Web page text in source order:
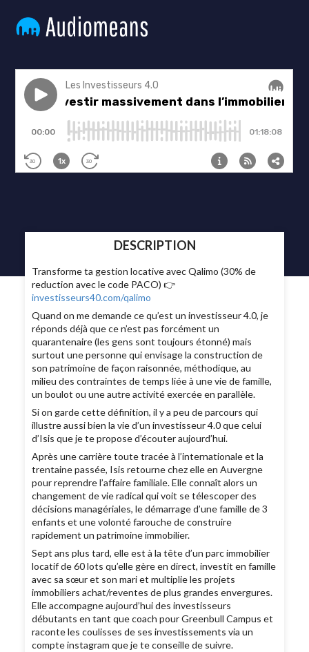
DESCRIPTION
Transforme ta gestion locative avec Qalimo (30% de
reduction avec le code PACO) 👉
investisseurs40.com/qalimo
Quand on me demande ce qu’est un investisseur 4.0, je
réponds déjà que ce n’est pas forcément un
quarantenaire (les gens sont toujours étonné) mais
surtout une personne qui envisage la construction de
son patrimoine de façon raisonnée, méthodique, au
milieu des contraintes de temps liée à une vie de famille,
un boulot ou une autre activité exercée en parallèle.
Si on garde cette définition, il y a peu de parcours qui
illustre aussi bien la vie d’un investisseur 4.0 que celui
d’Isis que je te propose d’écouter aujourd’hui.
Après une carrière toute tracée à l’internationale et la
trentaine passée, Isis retourne chez elle en Auvergne
pour reprendre l’affaire familiale. Elle connaît alors un
changement de vie radical qui voit se télescoper des
décisions managériales, le démarrage d’une famille de 3
enfants et une volonté farouche de construire
rapidement un patrimoine immobilier.
Sept ans plus tard, elle est à la tête d’un parc immobilier
locatif de 60 lots qu’elle gère en direct, investit en famille
avec sa sœur et son mari et multiplie les projets
immobiliers achat/reventes de plus grandes envergures.
Elle accompagne aujourd’hui des investisseurs
débutants en tant que coach pour Greenbull Campus et
raconte les coulisses de ses investissements via un
compte instagram que je te conseille de suivre.